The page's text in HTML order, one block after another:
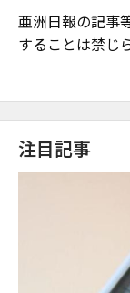
亜洲日報の記事
することは禁じ
注目記事